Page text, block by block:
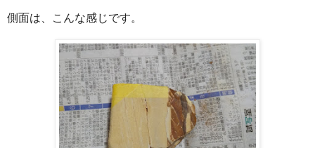
側面は、こんな感じです。